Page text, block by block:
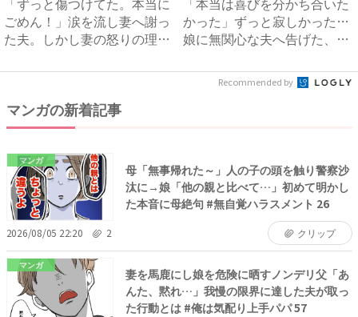
ごめん！」涙を流し妻へ謝っ
た夫。しかし妻の怒りの理由
かった」ずっと寂しかった…
娘に無関心な夫へ告げた、妻
Recommended by
マンガの新着記事
マンガ
母「無事帰れた～」人の子の頭を触り警察沙
汰に→娘「他の親と比べて…」初めて明かし
た本音に母絶句 #無自覚ハラスメント 26
2026/08/05 22:20 2 クリップ
マンガ
妻を馬鹿にし娘を危険に晒すノンデリ父「あ
んた、黙れ…」我慢の限界に達した夫が取っ
た行動とは #俺は気配り上手パパ 57